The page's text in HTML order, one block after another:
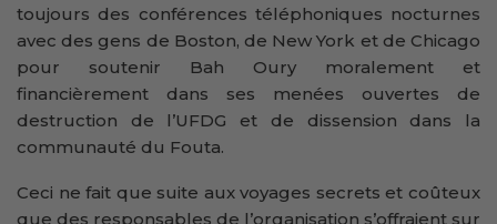
toujours des conférences téléphoniques nocturnes
avec des gens de Boston, de New York et de Chicago
pour soutenir Bah Oury moralement et
financièrement dans ses menées ouvertes de
destruction de l’UFDG et de dissension dans la
communauté du Fouta.
Ceci ne fait que suite aux voyages secrets et coûteux
que des responsables de l’organisation s’offraient sur